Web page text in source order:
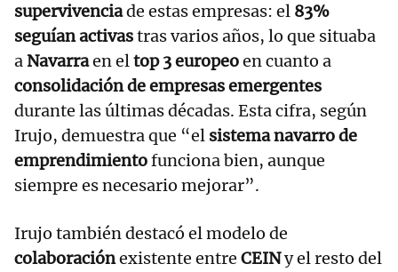
supervivenciade estas empresas: el 83%
seguían activastras varios años, lo que situaba
a Navarraen eltop 3 europeoen cuanto a
consolidación de empresas emergentes
durante las últimas décadas. Esta cifra, según
Irujo, demuestra que “el sistema navarro de
emprendimientofunciona bien, aunque
siempre es necesario mejorar”.
Irujo también destacó el modelo de
colaboraciónexistente entre CEINy el resto del